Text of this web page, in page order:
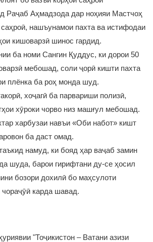
Раҷаб Аҳмадзода дар ноҳияи Мастчоҳ
саҳроӣ, нашъунамои пахта ва истифодаи
кишоварзӣ шинос гардид.
ба номи Сангин Қуддус, ки дорои 50
мебошад, соли ҷорӣ кишти пахта
плёнка ба роҳ монда шуд.
хоҷагӣ ба парвариши полизӣ,
хӯроки чорво низ машғул мебошад.
харбузаи навъи «Оби набот» кишт
ба даст омад.
намуд, ки бояд ҳар ваҷаб замин
шуда, барои гирифтани ду-се ҳосил
бозори дохилӣ бо маҳсулоти
карда шавад.
"Тоҷикистон – Ватани азизи